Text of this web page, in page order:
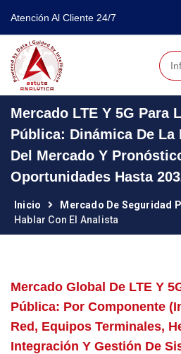
Atención Al Cliente 24/7
Mercado LTE Y 5G Para
Pública: Dinámica De La
Del Mercado Y
Oportunidades Hasta
Inicio
Mercado De Seguridad
Hablar Con El Analista
Mercado Global De LTE Y
Pública: Por Componente
Red, Equipos Terminales,
Integración Y Gestión De